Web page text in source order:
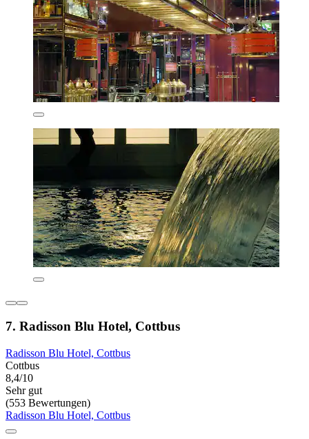
7. Radisson Blu Hotel, Cottbus
Radisson Blu Hotel, Cottbus
Cottbus
8,4/10
Sehr gut
(553 Bewertungen)
Radisson Blu Hotel, Cottbus